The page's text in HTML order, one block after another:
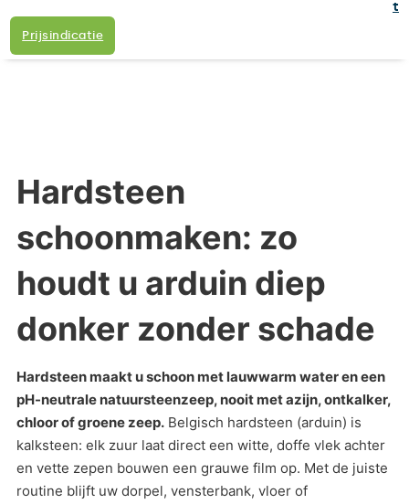
Prijsindicatie
t
Hardsteen
schoonmaken: zo
houdt u arduin diep
donker zonder schade
Hardsteen maakt u schoon met lauwwarm water en een
pH-neutrale natuursteenzeep, nooit met azijn, ontkalker,
chloor of groene zeep. Belgisch hardsteen (arduin) is
kalksteen: elk zuur laat direct een witte, doffe vlek achter
en vette zepen bouwen een grauwe film op. Met de juiste
routine blijft uw dorpel, vensterbank, vloer of